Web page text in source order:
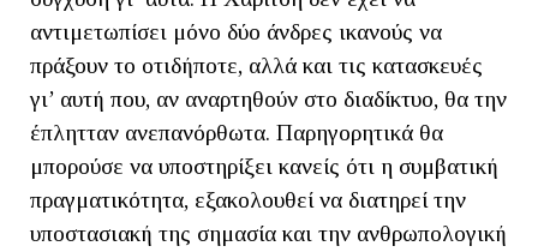
αντιμετωπίσει μόνο δύο άνδρες ικανούς να
πράξουν το οτιδήποτε, αλλά και τις κατασκευές
γι’ αυτή που, αν αναρτηθούν στο διαδίκτυο, θα την
έπλητταν ανεπανόρθωτα. Παρηγορητικά θα
μπορούσε να υποστηρίξει κανείς ότι η συμβατική
πραγματικότητα, εξακολουθεί να διατηρεί την
υποστασιακή της σημασία και την ανθρωπολογική